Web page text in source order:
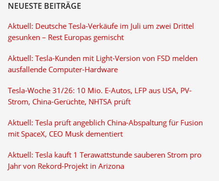
NEUESTE BEITRÄGE
Aktuell: Deutsche Tesla-Verkäufe im Juli um zwei Drittel
gesunken – Rest Europas gemischt
Aktuell: Tesla-Kunden mit Light-Version von FSD melden
ausfallende Computer-Hardware
Tesla-Woche 31/26: 10 Mio. E-Autos, LFP aus USA, PV-
Strom, China-Gerüchte, NHTSA prüft
Aktuell: Tesla prüft angeblich China-Abspaltung für Fusion
mit SpaceX, CEO Musk dementiert
Aktuell: Tesla kauft 1 Terawattstunde sauberen Strom pro
Jahr von Rekord-Projekt in Arizona